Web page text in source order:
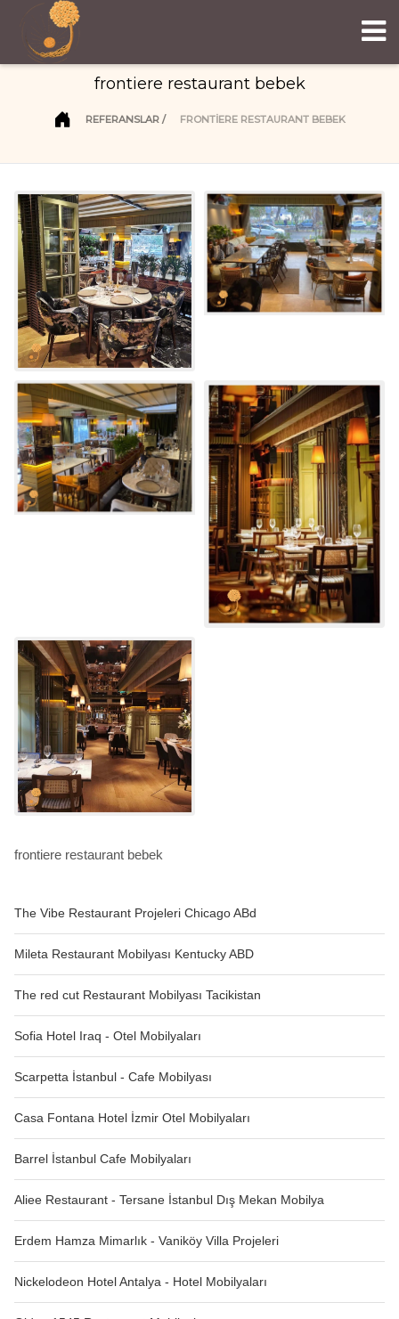
frontiere restaurant bebek
REFERANSLAR FRONTIERE RESTAURANT BEBEK
The Vibe Restaurant Projeleri Chicago ABd
Mileta Restaurant Mobilyası Kentucky ABD
The red cut Restaurant Mobilyası Tacikistan
Sofia Hotel Iraq - Otel Mobilyaları
Scarpetta İstanbul - Cafe Mobilyası
Casa Fontana Hotel İzmir Otel Mobilyaları
Barrel İstanbul Cafe Mobilyaları
Aliee Restaurant - Tersane İstanbul Dış Mekan Mobilya
Erdem Hamza Mimarlık - Vaniköy Villa Projeleri
Nickelodeon Hotel Antalya - Hotel Mobilyaları
frontiere restaurant bebek